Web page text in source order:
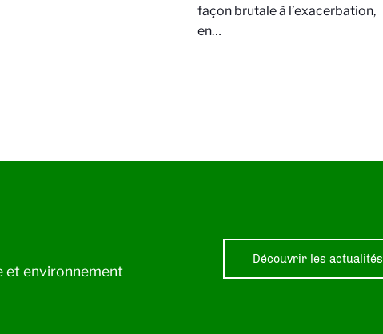
façon brutale à l’exacerbation,
en…
et environnement
Découvrir les actualités